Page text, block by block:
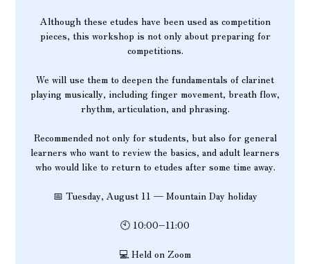
Although these etudes have been used as competition
pieces, this workshop is not only about preparing for
competitions.
We will use them to deepen the fundamentals of clarinet
playing musically, including finger movement, breath flow,
rhythm, articulation, and phrasing.
Recommended not only for students, but also for general
learners who want to review the basics, and adult learners
who would like to return to etudes after some time away.
📅 Tuesday, August 11 — Mountain Day holiday
🕙 10:00–11:00
💻 Held on Zoom